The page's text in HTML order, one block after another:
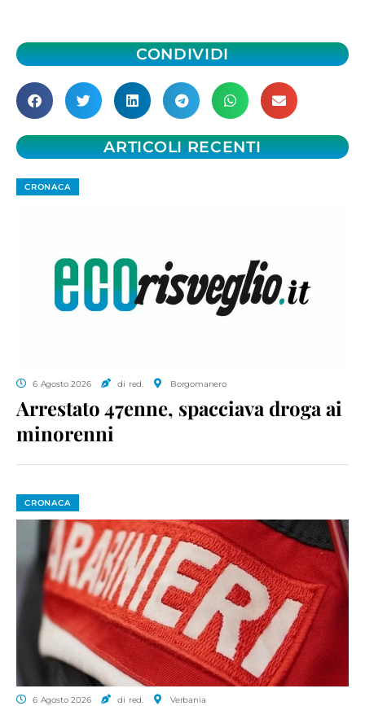
CONDIVIDI
ARTICOLI RECENTI
CRONACA
6 Agosto 2026 di red. Borgomanero
Arrestato 47enne, spacciava droga ai
minorenni
CRONACA
6 Agosto 2026 di red. Verbania